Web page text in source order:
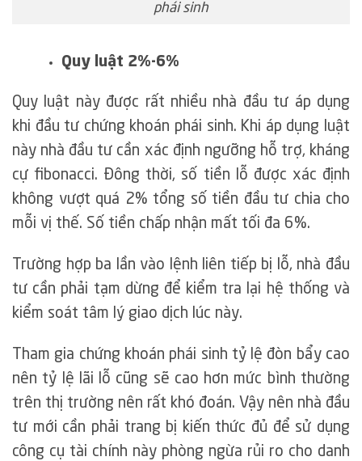
phái sinh
Quy luật 2%-6%
Quy luật này được rất nhiều nhà đầu tư áp dụng
khi đầu tư chứng khoán phái sinh. Khi áp dụng luật
này nhà đầu tư cần xác định ngưỡng hỗ trợ, kháng
cự fibonacci. Đông thời, số tiền lỗ được xác định
không vượt quá 2% tổng số tiền đầu tư chia cho
mỗi vị thế. Số tiền chấp nhận mất tối đa 6%.
Trường hợp ba lần vào lệnh liên tiếp bị lỗ, nhà đầu
tư cần phải tạm dừng để kiểm tra lại hệ thống và
kiểm soát tâm lý giao dịch lúc này.
Tham gia chứng khoán phái sinh tỷ lệ đòn bẩy cao
nên tỷ lệ lãi lỗ cũng sẽ cao hơn mức bình thường
trên thị trường nên rất khó đoán. Vậy nên nhà đầu
tư mới cần phải trang bị kiến thức đủ để sử dụng
công cụ tài chính này phòng ngừa rủi ro cho danh